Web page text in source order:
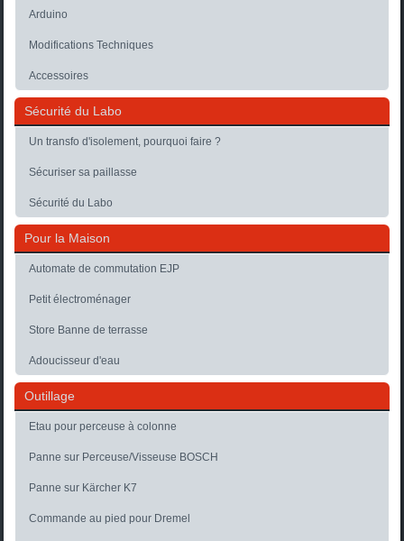
Arduino
Modifications Techniques
Accessoires
Sécurité du Labo
Un transfo d'isolement, pourquoi faire ?
Sécuriser sa paillasse
Sécurité du Labo
Pour la Maison
Automate de commutation EJP
Petit électroménager
Store Banne de terrasse
Adoucisseur d'eau
Outillage
Etau pour perceuse à colonne
Panne sur Perceuse/Visseuse BOSCH
Panne sur Kärcher K7
Commande au pied pour Dremel